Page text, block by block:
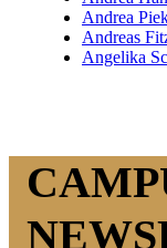
Andrea
Andreas
Angelika